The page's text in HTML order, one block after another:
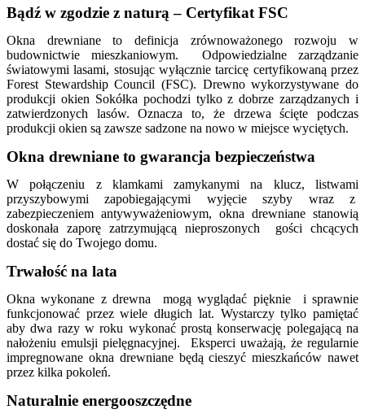
Bądź w zgodzie z naturą – Certyfikat FSC
Okna drewniane to definicja zrównoważonego rozwoju w
budownictwie mieszkaniowym. Odpowiedzialne zarządzanie
światowymi lasami, stosując wyłącznie tarcicę certyfikowaną przez
Forest Stewardship Council (FSC). Drewno wykorzystywane do
produkcji okien Sokółka pochodzi tylko z dobrze zarządzanych i
zatwierdzonych lasów. Oznacza to, że drzewa ścięte podczas
produkcji okien są zawsze sadzone na nowo w miejsce wyciętych.
Okna drewniane to gwarancja bezpieczeństwa
W połączeniu z klamkami zamykanymi na klucz, listwami
przyszybowymi zapobiegającymi wyjęcie szyby wraz z
zabezpieczeniem antywyważeniowym, okna drewniane stanowią
doskonała zaporę zatrzymującą nieproszonych gości chcących
dostać się do Twojego domu.
Trwałość na lata
Okna wykonane z drewna mogą wyglądać pięknie i sprawnie
funkcjonować przez wiele długich lat. Wystarczy tylko pamiętać
aby dwa razy w roku wykonać prostą konserwację polegającą na
nałożeniu emulsji pielęgnacyjnej. Eksperci uważają, że regularnie
impregnowane okna drewniane będą cieszyć mieszkańców nawet
przez kilka pokoleń.
Naturalnie energooszczędne